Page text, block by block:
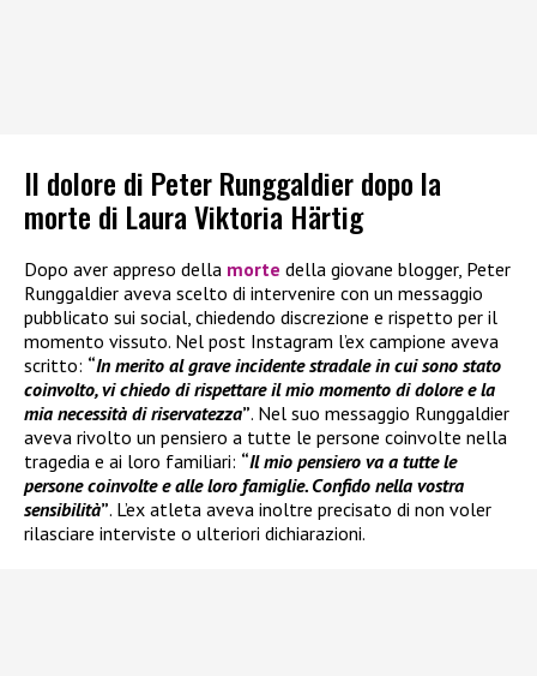
Il dolore di Peter Runggaldier dopo la
morte di Laura Viktoria Härtig
Dopo aver appreso della morte della giovane blogger, Peter
Runggaldier aveva scelto di intervenire con un messaggio
pubblicato sui social, chiedendo discrezione e rispetto per il
momento vissuto. Nel post Instagram l’ex campione aveva
scritto: “In merito al grave incidente stradale in cui sono stato
coinvolto, vi chiedo di rispettare il mio momento di dolore e la
mia necessità di riservatezza”. Nel suo messaggio Runggaldier
aveva rivolto un pensiero a tutte le persone coinvolte nella
tragedia e ai loro familiari: “Il mio pensiero va a tutte le
persone coinvolte e alle loro famiglie. Confido nella vostra
sensibilità”. L’ex atleta aveva inoltre precisato di non voler
rilasciare interviste o ulteriori dichiarazioni.